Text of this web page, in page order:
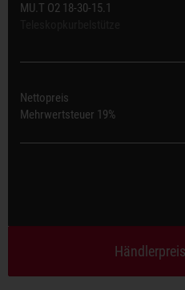
MU.T O2 18-30-15.1
Nettopreis
Mehrwertsteuer 19%